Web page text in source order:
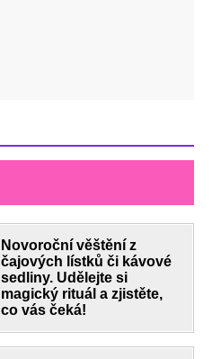
Novoroční věštění z
čajových lístků či kávové
sedliny. Udělejte si
magický rituál a zjistěte,
co vás čeká!